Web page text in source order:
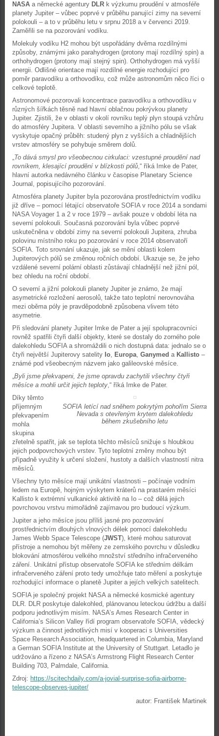
NASA a německé agentury DLR k výzkumu proudění v atmosféře
planety Jupiter – vůbec poprvé v průběhu panující zimy na severní
polokouli – a to v průběhu letu v srpnu 2018 a v červenci 2019.
Zaměřili se na pozorování vodíku.
Molekuly vodíku H2 mohou být uspořádány dvěma rozdílnými
způsoby, známými jako parahydrogen (protony mají rozdílný spin) a
orthohydrogen (protony mají stejný spin). Orthohydrogen má vyšší
energii. Odlišné orientace mají rozdílné energie rozhodující pro
poměr paravodíku a orthovodíku, což může astronomům něco říci o
celkové teplotě.
Astronomové pozorovali koncentrace paravodíku a orthovodíku v
různých šířkách těsně nad hlavní oblačnou pokrývkou planety
Jupiter. Zjistili, že v oblasti v okolí rovníku teplý plyn stoupá vzhůru
do atmosféry Jupitera. V oblasti severního a jižního pólu se však
vyskytuje opačný průběh: studený plyn z vyšších a chladnějších
vrstev atmosféry se pohybuje směrem dolů.
„To dává smysl pro všeobecnou cirkulaci: vzestupné proudění nad
rovníkem, klesající proudění v blízkosti pólů,“ říká Imke de Pater,
hlavní autorka nedávného článku v časopise Planetary Science
Journal, popisujícího pozorování.
Atmosféra planety Jupiter byla pozorována prostřednictvím vodíku
již dříve – pomocí létající observatoře SOFIA v roce 2014 a sondami
NASA Voyager 1 a 2 v roce 1979 – avšak pouze v období léta na
severní polokouli. Současná pozorování byla vůbec poprvé
uskutečněna v období zimy na severní polokouli Jupitera, zhruba
polovinu místního roku po pozorování v roce 2014 observatoří
SOFIA. Toto srovnání ukazuje, jak se mění oblasti kolem
Jupiterových pólů se změnou ročních období. Ukazuje se, že jeho
vzdálené severní polární oblasti zůstávají chladnější než jižní pól,
bez ohledu na roční období.
O severní a jižní polokouli planety Jupiter je známo, že mají
asymetrické rozložení aerosolů, takže tato teplotní nerovnováha
mezi oběma póly je pravděpodobně způsobena vlivem této
asymetrie.
Při sledování planety Jupiter Imke de Pater a její spolupracovníci
rovněž spatřili čtyři další objekty, které se dostaly do zorného pole
dalekohledu SOFIA a shromáždili o nich dostupná data: jednalo se o
čtyři největší Jupiterovy satelity Io, Europa, Ganymed a Kallisto –
známé pod všeobecným názvem jako galileovské měsíce.
„Byli jsme překvapeni, že jsme opravdu zachytili všechny čtyři
měsíce a mohli určit jejich teploty,“ říká Imke de Pater.
SOFIA letící nad sněhem pokrytým pohořím Sierra
Nevada s otevřeným krytem dalekohledu
během zkušebního letu
Díky těmto
příjemným
překvapením
mohla
skupina
zřetelně spatřit, jak se teplota těchto měsíců snižuje s hloubkou
jejich podpovrchových vrstev. Tyto teplotní změny mohou být
případně využity k určení složení, hustoty a dalších vlastností nitra
měsíců.
Všechny tyto měsíce mají unikátní vlastnosti – počínaje vodním
ledem na Europě, hojným výskytem kráterů na prastarém měsíci
Kallisto k extrémní vulkanické aktivitě na Io – což dělá jejich
povrchovou vrstvu mimořádně zajímavou pro budoucí výzkum.
Jupiter a jeho měsíce jsou příliš jasné pro pozorování
prostřednictvím dlouhých vlnových délek pomocí dalekohledu
James Webb Space Telescope (JWST), které mohou saturovat
přístroje a nemohou být měřeny ze zemského povrchu v důsledku
blokování atmosférou velkého množství středního infračerveného
záření. Unikátní přístup observatoře SOFIA ke středním délkám
infračerveného záření proto tedy umožňuje tato měření a poskytuje
rozhodující informace o planetě Jupiter a jejích velkých satelitech.
SOFIA je společný projekt NASA a německé kosmické agentury
DLR. DLR poskytuje dalekohled, plánovanou leteckou údržbu a další
podporu jednotlivým misím. NASA’s Ames Research Center in
California’s Silicon Valley řídí program observatoře SOFIA, vědecký
výzkum a činnost jednotlivých misí v kooperaci s Universities
Space Research Association, headquartered in Columbia, Maryland
a German SOFIA Institute at the University of Stuttgart. Letadlo je
udržováno a řízeno z NASA’s Armstrong Flight Research Center
Building 703, Palmdale, California.
Zdroj: https://scitechdaily.com/a-jovial-surprise-sofia-airborne-
telescope-observes-jupiter/
autor: František Martinek